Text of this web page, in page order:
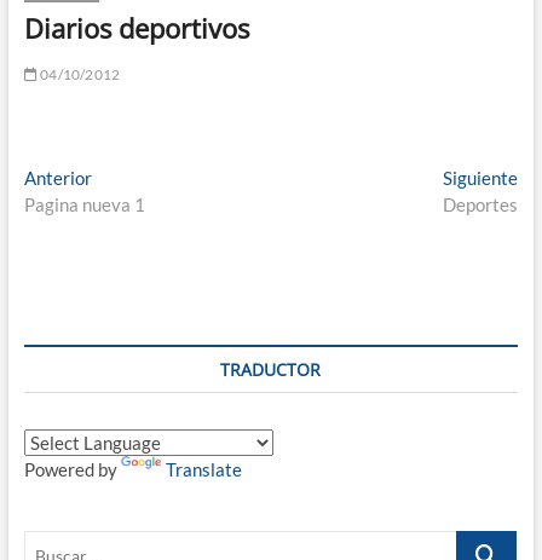
Diarios deportivos
04/10/2012
Navegación
de
AnteriorEntrada
anterior:
Pagina nueva 1
Siguiente
Deportes
TRADUCTOR
Powered by Translate
Buscar